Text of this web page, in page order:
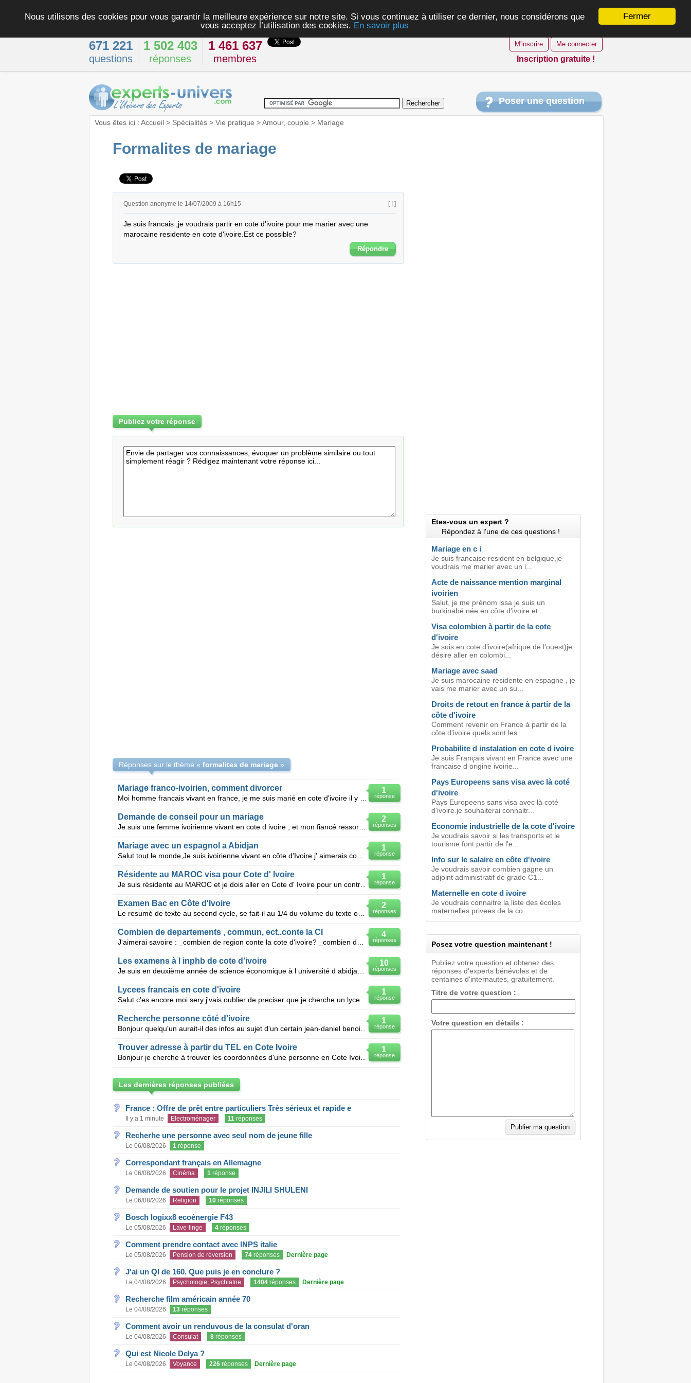
Fermer
Nous utilisons des cookies pour vous garantir la meilleure expérience sur notre site. Si vous continuez à utiliser ce dernier, nous considérons que
vous acceptez l’utilisation des cookies. En savoir plus
671 221
questions
1 502 403
réponses
1 461 637
membres
M'inscrire Me connecter
Inscription gratuite !
Poser une question
Vous êtes ici : Accueil> Spécialités> Vie pratique >Amour, couple > Mariage
Formalites de mariage
Question anonyme le 14/07/2009 à 16h15 [ ! ]
Je suis francais ,je voudrais partir en cote d'ivoire pour me marier avec une
marocaine residente en cote d'ivoire.Est ce possible?
Répondre
Publiez votre réponse
Réponses sur le thème « formalites de mariage»
1
réponse
Mariage franco-ivoirien, comment divorcer
2
réponses
Demande de conseil pour un mariage
Je suis une femme ivoirienne vivant en cote d ivoire , et mon fiancé ressortissant italien vivant en
1
réponse
Mariage avec un espagnol a Abidjan
Salut tout le monde,Je suis ivoirienne vivant en côte d'Ivoire j' aimerais connaitre la procédure a
1
réponse
Résidente au MAROC visa pour Cote d' Ivoire
Je suis résidente au MAROC et je dois aller en Cote d' Ivoire pour un contrat de travail.Faut-il un
2
réponses
Examen Bac en Côte d'Ivoire
Le resumé de texte au second cycle, se fait-il au 1/4 du volume du texte ou au 1/3, en Côte d'Ivoire
4
réponses
Combien de departements , commun, ect..conte la CI
10
réponses
Les examens à l inphb de cote d'ivoire
1
réponse
Lycees francais en cote d'ivoire
Salut c'es encore moi sery j'vais oublier de preciser que je cherche un lycee francais avec internat
1
réponse
Recherche personne côté d'ivoire
Bonjour quelqu'un aurait-il des infos au sujet d'un certain jean-daniel benoit vivant en côte d'ivo
1
réponse
Trouver adresse à partir du TEL en Cote Ivoire
Bonjour je cherche à trouver les coordonnées d'une personne en Cote Ivoire à partir de son tele
Les dernières réponses publiées
France : Offre de prêt entre particuliers Très sérieux et rapide e
Il y a 1 minute Electroménager 11réponses
Recherhe une personne avec seul nom de jeune fille
Le 06/08/2026 1réponse
Correspondant français en Allemagne
Le 06/08/2026 Cinéma 1réponse
Demande de soutien pour le projet INJILI SHULENI
Le 06/08/2026 Religion 10réponses
Bosch logixx8 ecoénergie F43
Le 05/08/2026 Lave-linge 4réponses
Comment prendre contact avec INPS italie
Le 05/08/2026 Pension de réversion 74réponses Dernière page
J'ai un QI de 160. Que puis je en conclure ?
Le 04/08/2026 Psychologie, Psychiatrie 1404réponses Dernière page
Recherche film américain année 70
Le 04/08/2026 13réponses
Comment avoir un renduvous de la consulat d'oran
Le 04/08/2026 Consulat 8réponses
Qui est Nicole Delya ?
Le 04/08/2026 Voyance 226réponses Dernière page
Etes-vous un expert ?
Répondez à l'une de ces questions !
Mariage en c i
Je suis francaise resident en belgique,je
voudrais me marier avec un i...
Acte de naissance mention marginal
ivoirien
Salut, je me prénom issa je suis un
burkinabé née en côte d'ivoire et...
Visa colombien à partir de la cote
d'ivoire
Je suis en cote d'ivoire(afrique de l'ouest)je
désire aller en colombi...
Mariage avec saad
Je suis marocaine residente en espagne , je
vais me marier avec un su...
Droits de retout en france à partir de la
côte d'ivoire
Comment revenir en France à partir de la
côte d'ivoire quels sont les...
Probabilite d instalation en cote d ivoire
Je suis Français vivant en France avec une
francaise d origine ivoirie...
Pays Europeens sans visa avec là coté
d'ivoire
Pays Europeens sans visa avec là coté
d'ivoire.je souhaiterai connaitr...
Economie industrielle de la cote d'ivoire
Je voudrais savoir si les transports et le
tourisme font partir de l'e...
Info sur le salaire en côte d'ivoire
Je voudrais savoir combien gagne un
adjoint administratif de grade C1...
Maternelle en cote d ivoire
Je voudrais connaitre la liste des écoles
maternelles privees de la co...
Posez votre question maintenant !
Publiez votre question et obtenez des
réponses d'experts bénévoles et de
centaines d'internautes, gratuitement.
Titre de votre question :
Votre question en détails :